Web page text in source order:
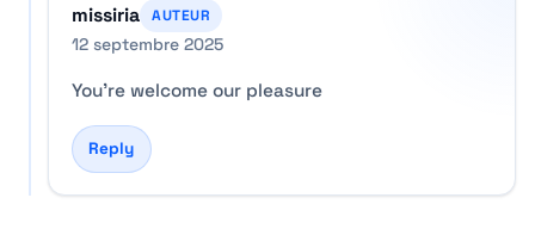
missiria AUTEUR
12 septembre 2025
You’re welcome our pleasure
Reply